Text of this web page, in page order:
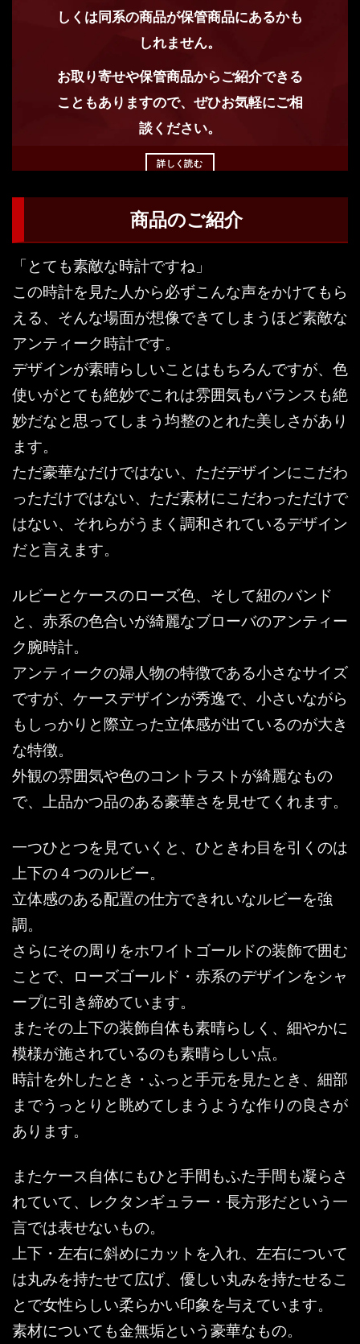
しくは同系の商品が保管商品にあるかも
しれません。
お取り寄せや保管商品からご紹介できる
こともありますので、ぜひお気軽にご相
談ください。
詳しく読む
商品のご紹介
「とても素敵な時計ですね」
この時計を見た人から必ずこんな声をかけてもら
える、そんな場面が想像できてしまうほど素敵な
アンティーク時計です。
デザインが素晴らしいことはもちろんですが、色
使いがとても絶妙でこれは雰囲気もバランスも絶
妙だなと思ってしまう均整のとれた美しさがあり
ます。
ただ豪華なだけではない、ただデザインにこだわ
っただけではない、ただ素材にこだわっただけで
はない、それらがうまく調和されているデザイン
だと言えます。
ルビーとケースのローズ色、そして紐のバンド
と、赤系の色合いが綺麗なブローバのアンティー
ク腕時計。
アンティークの婦人物の特徴である小さなサイズ
ですが、ケースデザインが秀逸で、小さいながら
もしっかりと際立った立体感が出ているのが大き
な特徴。
外観の雰囲気や色のコントラストが綺麗なもの
で、上品かつ品のある豪華さを見せてくれます。
一つひとつを見ていくと、ひときわ目を引くのは
上下の４つのルビー。
立体感のある配置の仕方できれいなルビーを強
調。
さらにその周りをホワイトゴールドの装飾で囲む
ことで、ローズゴールド・赤系のデザインをシャ
ープに引き締めています。
またその上下の装飾自体も素晴らしく、細やかに
模様が施されているのも素晴らしい点。
時計を外したとき・ふっと手元を見たとき、細部
までうっとりと眺めてしまうような作りの良さが
あります。
またケース自体にもひと手間もふた手間も凝らさ
れていて、レクタンギュラー・長方形だという一
言では表せないもの。
上下・左右に斜めにカットを入れ、左右について
は丸みを持たせて広げ、優しい丸みを持たせるこ
とで女性らしい柔らかい印象を与えています。
素材についても金無垢という豪華なもの。